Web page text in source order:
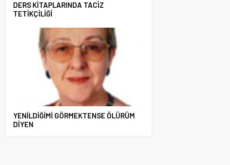
DERS KİTAPLARINDA TACİZ
TETİKÇİLİĞİ
YENİLDİĞİMİ GÖRMEKTENSE ÖLÜRÜM
DİYEN